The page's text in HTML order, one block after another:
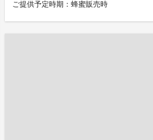
ご提供予定時期：蜂蜜販売時